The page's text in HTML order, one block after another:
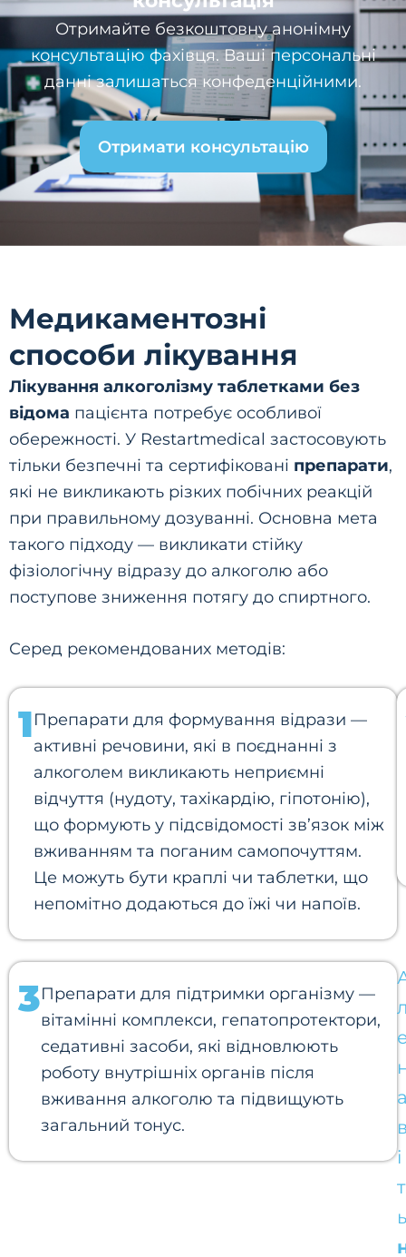
Отримайте безкоштовну анонімну
консультацію фахівця. Ваші персональні
данні залишаться конфеденційними.
Отримати консультацію
Медикаментозні
способи лікування
Лікування алкоголізму таблетками без
відома пацієнта потребує особливої
обережності. У Restartmedical застосовують
тільки безпечні та сертифіковані препарати,
які не викликають різких побічних реакцій
при правильному дозуванні. Основна мета
такого підходу — викликати стійку
фізіологічну відразу до алкоголю або
поступове зниження потягу до спиртного.
Серед рекомендованих методів:
1Препарати для формування відрази —
активні речовини, які в поєднанні з
алкоголем викликають неприємні
відчуття (нудоту, тахікардію, гіпотонію),
що формують у підсвідомості зв’язок між
вживанням та поганим самопочуттям.
Це можуть бути краплі чи таблетки, що
непомітно додаються до їжі чи напоїв.
3Препарати для підтримки організму —
вітамінні комплекси, гепатопротектори,
седативні засоби, які відновлюють
роботу внутрішніх органів після
вживання алкоголю та підвищують
загальний тонус.
і
т
ь